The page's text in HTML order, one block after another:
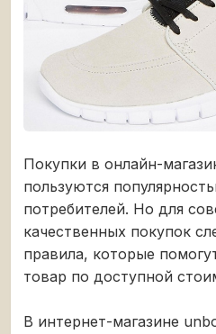
Покупки в онлайн-
пользуются
потребителей. Но для
качественных покупок
правила, которые
товар по доступной
В интернет-магазине